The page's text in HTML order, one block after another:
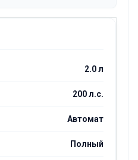
2.0 л
200 л.с.
Автомат
Полный